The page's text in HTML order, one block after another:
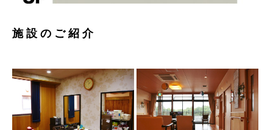
施 設 の ご 紹 介